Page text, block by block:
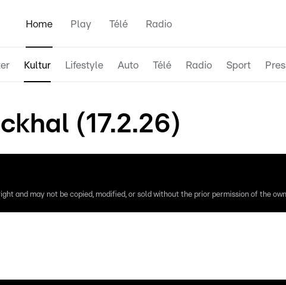
Home Play Télé Radio
Kultur Lifestyle Auto Télé Radio Sport
(17.2.26)
and may not be copied, modified, or sold without the prior permission of the